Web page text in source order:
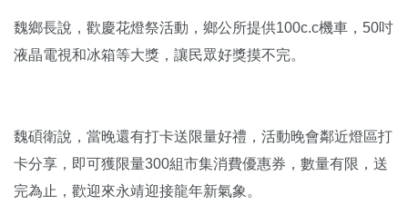
魏鄉長說，歡慶花燈祭活動，鄉公所提供100c.c機車，50吋
液晶電視和冰箱等大獎，讓民眾好獎摸不完。
魏碩衛說，當晚還有打卡送限量好禮，活動晚會鄰近燈區打
卡分享，即可獲限量300組市集消費優惠券，數量有限，送
完為止，歡迎來永靖迎接龍年新氣象。